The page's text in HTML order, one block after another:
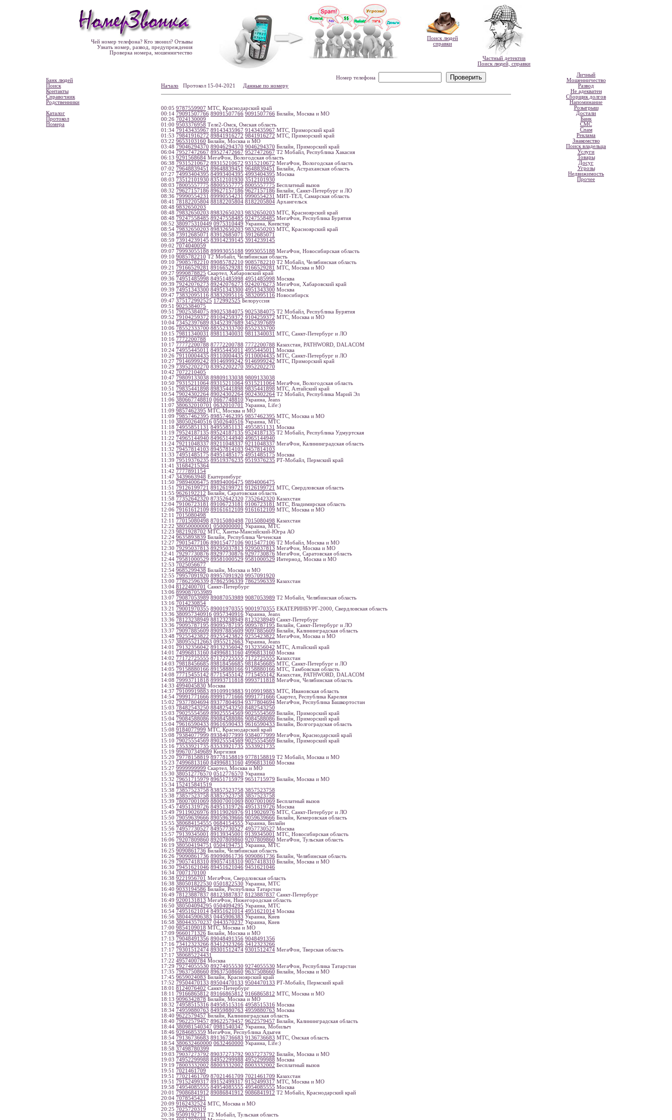
Чей номер телефона? Кто звонил? Отзывы
Узнать номер, развод, предупреждения
Проверка номера, мошенничество
Поиск людей
справки
Частный детектив
Поиск людей, справки
Банк людей
Поиск
Контакты
Справочник
Родственники
Каталог
Протокол
Номера
Номер телефона
Начало Протокол 15-04-2021 Данные по номеру
00:05 9787559907 МТС, Краснодарский край
00:14 79091507766 89091507766 9091507766 Билайн, Москва и МО
00:26 7024130009
01:00 9503376958 Теле2-Омск, Омская область
01:34 79143435967 89143435967 9143435967 МТС, Приморский край
01:53 79841916272 89841916272 9841916272 МТС, Приморский край
03:22 9653103160 Билайн, Москва и МО
03:48 79046294370 89046294370 9046294370 Билайн, Приморский край
06:04 79527472667 89527472667 9527472667 Т2 Мобайл, Республика Хакасия
06:13 9291568684 МегаФон, Вологодская область
06:38 79315210672 89315210672 9315210672 МегаФон, Вологодская область
07:02 79648839451 89648839451 9648839451 Билайн, Астраханская область
07:27 74993404395 84993404395 4993404395 Москва
08:03 73512101930 83512101930 3512101930
08:03 78005557775 88005557775 8005557775 Бесплатный вызов
08:32 79627157186 89627157186 9627157186 Билайн, Санкт-Петербург и ЛО
08:36 79990554231 89990554231 9990554231 МИТ-ТЕЛ, Самарская область
08:41 78182205804 88182205804 8182205804 Архангельск
08:48 9832650203
08:48 79832650203 89832650203 9832650203 МТС, Красноярский край
08:48 79247558485 89247558485 9247558485 МегаФон, Республика Бурятия
08:52 380975310449 0975310449 Украина, Киевстар
08:54 79832650203 89832650203 9832650203 МТС, Красноярский край
08:58 73912685071 83912685071 3912685071
08:59 73914239145 83914239145 3914239145
09:02 7074040059
09:07 79993055188 89993055188 9993055188 МегаФон, Новосибирская область
09:10 9085782210 Т2 Мобайл, Челябинская область
09:10 79085782210 89085782210 9085782210 Т2 Мобайл, Челябинская область
09:21 79166529281 89166529281 9166529281 МТС, Москва и МО
09:27 9990878825 Скартел, Хабаровский край
09:36 74951485998 84951485998 4951485998 Москва
09:39 79242076273 89242076273 9242076273 МегаФон, Хабаровский край
09:39 74951343300 84951343300 4951343300 Москва
09:47 73832095116 83832095116 3832095116 Новосибирск
09:47 375172992525 172992525 Белоруссия
09:51 9025384075
09:51 79025384075 89025384075 9025384075 Т2 Мобайл, Республика Бурятия
09:52 79104259372 89104259372 9104259372 МТС, Москва и МО
10:04 73452397689 83452397689 3452397689
10:06 78552333700 88552333700 8552333700
10:15 79811340031 89811340031 9811340031 МТС, Санкт-Петербург и ЛО
10:16 7772200788
10:17 77772200788 87772200788 7772200788 Казахстан, PATHWORD, DALACOM
10:24 74955445011 84955445011 4955445011 Москва
10:26 79110004435 89110004435 9110004435 МТС, Санкт-Петербург и ЛО
10:27 79146999242 89146999242 9146999242 МТС, Приморский край
10:29 73952202270 83952202270 3952202270
10:42 7072210405
10:47 79809133038 89809133038 9809133038
10:50 79315211064 89315211064 9315211064 МегаФон, Вологодская область
10:51 79835441898 89835441898 9835441898 МТС, Алтайский край
10:54 79024302264 89024302264 9024302264 Т2 Мобайл, Республика Марий Эл
11:06 380667748810 0667748810 Украина, Jeans
11:07 380632010701 0632010701 Украина, Life:)
11:09 9857462395 МТС, Москва и МО
11:09 79857462395 89857462395 9857462395 МТС, Москва и МО
11:10 380502640516 0502640516 Украина, МТС
11:18 74955851131 84955851131 4955851131 Москва
11:19 79524187135 89524187135 9524187135 Т2 Мобайл, Республика Удмуртская
11:22 74965144940 84965144940 4965144940
11:24 79211048337 89211048337 9211048337 МегаФон, Калининградская область
11:32 79457814103 89457814103 9457814103
11:33 74951485175 84951485175 4951485175 Москва
11:39 79519376235 89519376235 9519376235 РТ-Мобайл, Пермский край
11:41 31684215364
11:42 7777891154
11:47 3439663948 Екатеринбург
11:50 79894006475 89894006475 9894006475
11:51 79126199721 89126199721 9126199721 МТС, Свердловская область
11:55 9626192212 Билайн, Саратовская область
11:58 77352642320 87352642320 7352642320 Казахстан
12:04 79106723181 89106723181 9106723181 МТС, Владимирская область
12:06 79161612109 89161612109 9161612109 МТС, Москва и МО
12:11 7015080498
12:11 77015080498 87015080498 7015080498 Казахстан
12:22 380500000001 0500000001 Украина, МТС
12:23 9821928702 МТС, Ханты-Мансийский-Югра АО
12:24 9635893839 Билайн, Республика Чеченская
12:27 79015477106 89015477106 9015477106 Т2 Мобайл, Москва и МО
12:30 79295037813 89295037813 9295037813 МегаФон, Москва и МО
12:41 79297730876 89297730876 9297730876 МегаФон, Саратовская область
12:44 79581000529 89581000529 9581000529 Интернод, Москва и МО
12:53 7025056677
12:54 9685299438 Билайн, Москва и МО
12:55 79957091920 89957091920 9957091920
13:00 77862596339 87862596339 7862596339 Казахстан
13:04 8122400701 Санкт-Петербург
13:06 899087053989
13:07 79087053989 89087053989 9087053989 Т2 Мобайл, Челябинская область
13:16 7014230854
13:21 79001970355 89001970355 9001970355 ЕКАТЕРИНБУРГ-2000, Свердловская область
13:36 380957340916 0957340916 Украина, Jeans
13:36 78123238949 88123238949 8123238949 Санкт-Петербург
13:36 79095787195 89095787195 9095787195 Билайн, Санкт-Петербург и ЛО
13:37 79097885609 89097885609 9097885609 Билайн, Калининградская область
13:48 79255423822 89255423822 9255423822 МегаФон, Москва и МО
13:57 380955212663 0955212663 Украина, Jeans
14:01 79132356042 89132356042 9132356042 МТС, Алтайский край
14:01 74996813160 84996813160 4996813160 Москва
14:02 77172725555 87172725555 7172725555 Казахстан
14:03 79818456685 89818456685 9818456685 МТС, Санкт-Петербург и ЛО
14:05 79158880166 89158880166 9158880166 МТС, Тамбовская область
14:08 77715455142 87715455142 7715455142 Казахстан, PATHWORD, DALACOM
14:08 79993711818 89993711818 9993711818 МегаФон, Челябинская область
14:33 4994045830 Москва
14:37 79109919883 89109919883 9109919883 МТС, Ивановская область
14:54 79991771666 89991771666 9991771666 Скартел, Республика Карелия
15:02 79377804694 89377804694 9377804694 МегаФон, Республика Башкортостан
15:03 78482543250 88482543250 8482543250
15:03 79025554569 89025554569 9025554569 Билайн, Приморский край
15:04 79084588086 89084588086 9084588086 Билайн, Приморский край
15:04 79616590433 89616590433 9616590433 Билайн, Волгоградская область
15:08 9184077999 МТС, Краснодарский край
15:08 79384077999 89384077999 9384077999 МегаФон, Краснодарский край
15:10 79025554569 89025554569 9025554569 Билайн, Приморский край
15:16 73533921735 83533921735 3533921735
15:19 996707349689 Киргизия
15:20 79778158819 89778158819 9778158819 Т2 Мобайл, Москва и МО
15:23 74996813160 84996813160 4996813160 Москва
15:27 9999999999 Скартел, Москва и МО
15:30 380512776570 0512776570 Украина
15:32 79651715979 89651715979 9651715979 Билайн, Москва и МО
15:34 152415841519
15:38 73857523758 83857523758 3857523758
15:38 73857523758 83857523758 3857523758
15:39 78007001069 88007001069 8007001069 Бесплатный вызов
15:45 74951319726 84951319726 4951319726 Москва
15:49 79119026976 89119026976 9119026976 МТС, Санкт-Петербург и ЛО
15:50 79059639666 89059639666 9059639666 Билайн, Кемеровская область
15:55 380684154555 0684154555 Украина, Билайн
15:56 74957730527 84957730527 4957730527 Москва
15:57 79139345001 89139345001 9139345001 МТС, Новосибирская область
16:06 79207809860 89207809860 9207809860 МегаФон, Тульская область
16:19 380504194751 0504194751 Украина, МТС
16:25 9090861736 Билайн, Челябинская область
16:26 79090861736 89090861736 9090861736 Билайн, Челябинская область
16:29 79057418310 89057418310 9057418310 Билайн, Москва и МО
16:30 79451621046 89451621046 9451621046
16:34 7007170100
16:38 9221956701 МегаФон, Свердловская область
16:38 380501822530 0501822530 Украина, МТС
16:40 9033194586 Билайн, Республика Татарстан
16:49 78123887837 88123887837 8123887837 Санкт-Петербург
16:49 9200131813 МегаФон, Нижегородская область
16:50 380504094295 0504094295 Украина, МТС
16:54 74951621014 84951621014 4951621014 Москва
16:56 380445906383 0445906383 Украина, Киев
16:58 380443570237 0443570237 Украина, Киев
17:00 9854109018 МТС, Москва и МО
17:09 9660171326 Билайн, Москва и МО
17:13 79048491356 89048491356 9048491356
17:16 73412323266 83412323266 3412323266
17:17 79301512474 89301512474 9301512474 МегаФон, Тверская область
17:17 380685224431
17:22 4957400784 Москва
17:29 79274055530 89274055530 9274055530 МегаФон, Республика Татарстан
17:35 79637508660 89637508660 9637508660 Билайн, Москва и МО
17:45 9659024083 Билайн, Красноярский край
17:52 79504470133 89504470133 9504470133 РТ-Мобайл, Пермский край
18:01 8124076402 Санкт-Петербург
18:11 79166865812 89166865812 9166865812 МТС, Москва и МО
18:13 9096342878 Билайн, Москва и МО
18:32 74958515316 84958515316 4958515316 Москва
18:34 74959880763 84959880763 4959880763 Москва
18:40 9622579457 Билайн, Калининградская область
18:40 79622579457 89622579457 9622579457 Билайн, Калининградская область
18:44 380981540347 0981540347 Украина, Мобилыч
18:46 9284685359 МегаФон, Республика Адыгея
18:54 79136736683 89136736683 9136736683 МТС, Омская область
18:54 380632460000 0632460000 Украина, Life:)
18:58 37498780399
19:03 79037273792 89037273792 9037273792 Билайн, Москва и МО
19:03 74952299988 84952299988 4952299988 Москва
19:19 78003332002 88003332002 8003332002 Бесплатный вызов
19:51 7021461709
19:51 77021461709 87021461709 7021461709 Казахстан
19:51 79152499317 89152499317 9152499317 МТС, Москва и МО
19:58 74954085555 84954085555 4954085555 Москва
20:01 79086841912 89086841912 9086841912 Т2 Мобайл, Краснодарский край
20:04 7078545421
20:09 9162432524 МТС, Москва и МО
20:25 7025720319
20:36 9509192711 Т2 Мобайл, Тульская область
Личный
Мошенничество
Развод
Не адекватен
Сборщик долгов
Напоминание
Розыгрыш
Достали
Банк
СМС
Спам
Реклама
Знакомство
Поиск владельца
Услуги
Товары
Досуг
Угрозы
Недвижимость
Прочее